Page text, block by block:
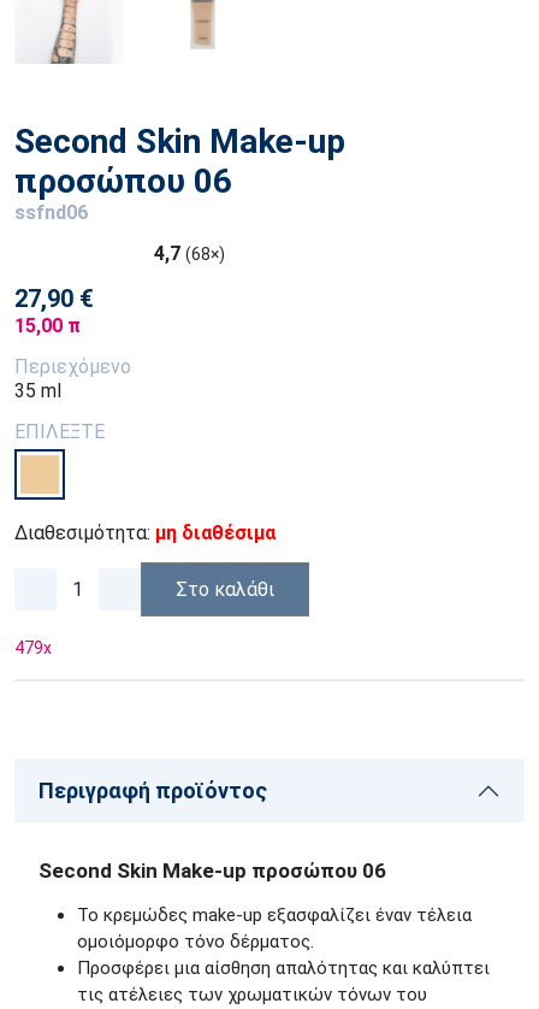
Second Skin Make-up
προσώπου 06
ssfnd06
4,7 (68×)
27,90 €
15,00 π
Περιεχόμενο
35 ml
ΕΠΙΛΕΞΤΕ
Διαθεσιμότητα: μη διαθέσιμα
Στο καλάθι
479x
Περιγραφή προϊόντος
Second Skin Make-up προσώπου 06
Το κρεμώδες make-up εξασφαλίζει έναν τέλεια
ομοιόμορφο τόνο δέρματος.
Προσφέρει μια αίσθηση απαλότητας και καλύπτει
τις ατέλειες των χρωματικών τόνων του